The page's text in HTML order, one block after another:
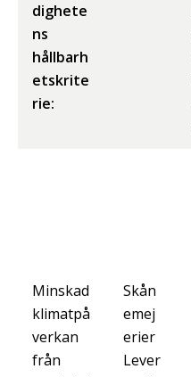
dighete
ns
hållbarh
etskrite
rie:
Minskad
klimatpå
verkan
från
Skån
emej
erier
Lever